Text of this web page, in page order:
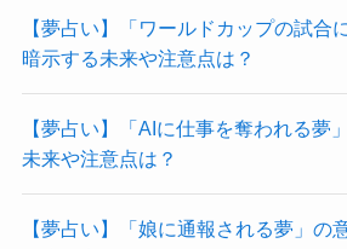
【夢占い】「ワールドカップの試合
暗示する未来や注意点は？
【夢占い】「AIに仕事を奪われる夢
未来や注意点は？
【夢占い】「娘に通報される夢」の